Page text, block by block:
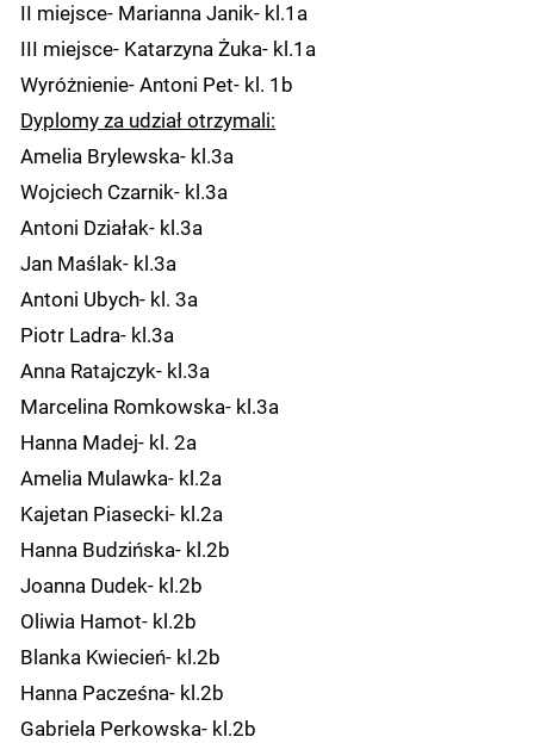
II miejsce- Marianna Janik- kl.1a
III miejsce- Katarzyna Żuka- kl.1a
Wyróżnienie- Antoni Pet- kl. 1b
Dyplomy za udział otrzymali:
Amelia Brylewska- kl.3a
Wojciech Czarnik- kl.3a
Antoni Działak- kl.3a
Jan Maślak- kl.3a
Antoni Ubych- kl. 3a
Piotr Ladra- kl.3a
Anna Ratajczyk- kl.3a
Marcelina Romkowska- kl.3a
Hanna Madej- kl. 2a
Amelia Mulawka- kl.2a
Kajetan Piasecki- kl.2a
Hanna Budzińska- kl.2b
Joanna Dudek- kl.2b
Oliwia Hamot- kl.2b
Blanka Kwiecień- kl.2b
Hanna Pacześna- kl.2b
Gabriela Perkowska- kl.2b